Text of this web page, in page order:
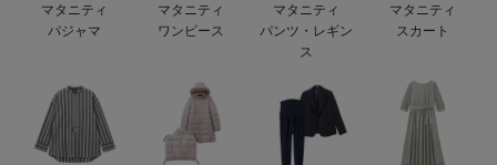
ベビーシューズ・ファーストシューズ・ベビー靴下
ベビー 小物
おむつ関連グッズ
快適機能ウェア特集 パジャマ
安心の日本製。先輩ママが買ってよかった！本当に必要な出産準備品
ハレの日に着るANGELIEBEのセレモニー
お部屋映えアイテム
マタニティ
パジャマ
マタニティ
ワンピース
マタニティ
パンツ・レギン
ス
マタニティ
スカート